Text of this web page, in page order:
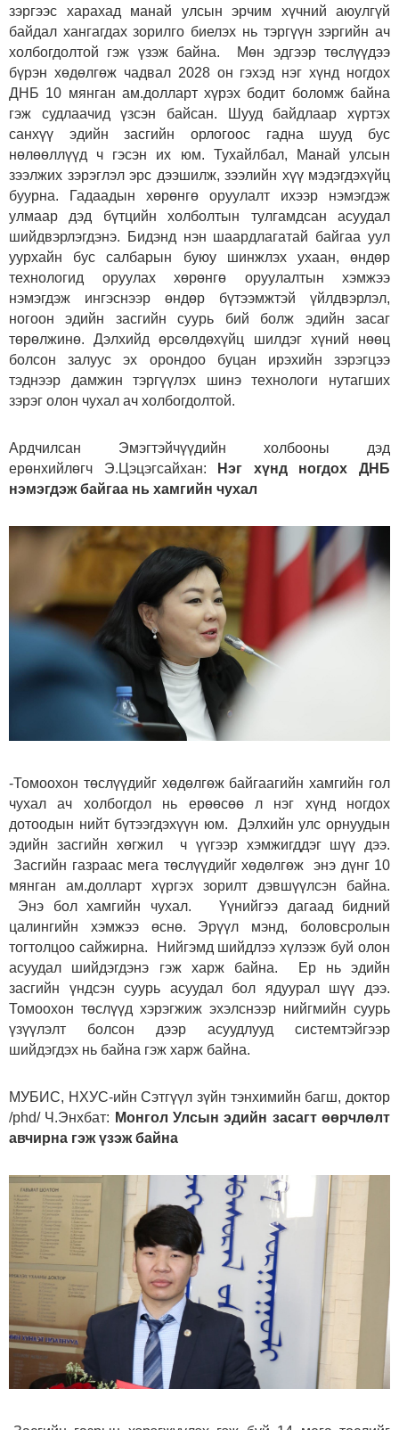
зэргээс харахад манай улсын эрчим хүчний аюулгүй
байдал хангагдах зорилго биелэх нь тэргүүн зэргийн ач
холбогдолтой гэж үзэж байна. Мөн эдгээр төслүүдээ
бүрэн хөдөлгөж чадвал 2028 он гэхэд нэг хүнд ногдох
ДНБ 10 мянган ам.долларт хүрэх бодит боломж байна
гэж судлаачид үзсэн байсан. Шууд байдлаар хүртэх
санхүү эдийн засгийн орлогоос гадна шууд бус
нөлөөллүүд ч гэсэн их юм. Тухайлбал, Манай улсын
зээлжих зэрэглэл эрс дээшилж, зээлийн хүү мэдэгдэхүйц
буурна. Гадаадын хөрөнгө оруулалт ихээр нэмэгдэж
улмаар дэд бүтцийн холболтын тулгамдсан асуудал
шийдвэрлэгдэнэ. Бидэнд нэн шаардлагатай байгаа уул
уурхайн бус салбарын буюу шинжлэх ухаан, өндөр
технологид оруулах хөрөнгө оруулалтын хэмжээ
нэмэгдэж ингэснээр өндөр бүтээмжтэй үйлдвэрлэл,
ногоон эдийн засгийн суурь бий болж эдийн засаг
төрөлжинө. Дэлхийд өрсөлдөхүйц шилдэг хүний нөөц
болсон залуус эх орондоо буцан ирэхийн зэрэгцээ
тэднээр дамжин тэргүүлэх шинэ технологи нутагших
зэрэг олон чухал ач холбогдолтой.
Ардчилсан Эмэгтэйчүүдийн холбооны дэд
ерөнхийлөгч Э.Цэцэгсайхан:
Нэг хүнд ногдох ДНБ
нэмэгдэж байгаа нь хамгийн чухал
-Томоохон төслүүдийг хөдөлгөж байгаагийн хамгийн гол
чухал ач холбогдол нь ерөөсөө л нэг хүнд ногдох
дотоодын нийт бүтээгдэхүүн юм. Дэлхийн улс орнуудын
эдийн засгийн хөгжил ч үүгээр хэмжигддэг шүү дээ.
Засгийн газраас мега төслүүдийг хөдөлгөж энэ дүнг 10
мянган ам.долларт хүргэх зорилт дэвшүүлсэн байна.
Энэ бол хамгийн чухал. Үүнийгээ дагаад бидний
цалингийн хэмжээ өснө. Эрүүл мэнд, боловсролын
тогтолцоо сайжирна. Нийгэмд шийдлээ хүлээж буй олон
асуудал шийдэгдэнэ гэж харж байна. Ер нь эдийн
засгийн үндсэн суурь асуудал бол ядуурал шүү дээ.
Томоохон төслүүд хэрэгжиж эхэлснээр нийгмийн суурь
үзүүлэлт болсон дээр асуудлууд системтэйгээр
шийдэгдэх нь байна гэж харж байна.
МУБИС, НХУС-ийн Сэтгүүл зүйн тэнхимийн багш, доктор
/phd/ Ч.Энхбат: Монгол Улсын эдийн засагт өөрчлөлт
авчирна гэж үзэж байна